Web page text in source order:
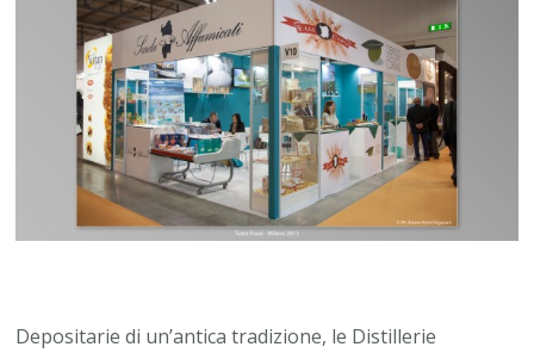
Depositarie di un’antica tradizione, le Distillerie